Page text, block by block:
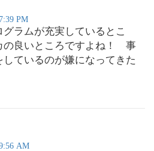
PM
グラムが充実しているとこ
の良いところですよね！ 事
しているのが嫌になってきた
AM